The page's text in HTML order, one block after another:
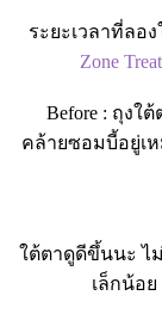
ระยะเวลาที่ลอง
Zone
Before : ถุงใ
คล้ายซอมบี้อยู่เ
ใต้ตาดูดีขึ้นนะ ไ
เล็กน้อ